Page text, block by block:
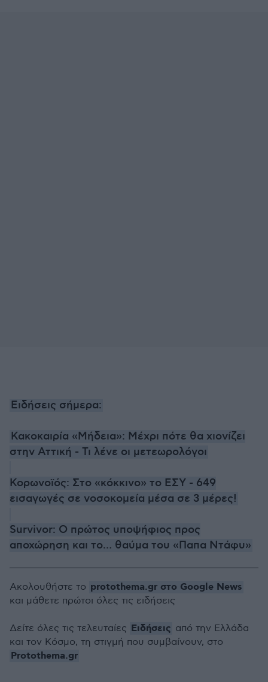
Ειδήσεις σήμερα:
Κακοκαιρία «Μήδεια»: Μέχρι πότε θα χιονίζει
στην Αττική - Τι λένε οι μετεωρολόγοι
Κορωνοϊός: Στο «κόκκινο» το ΕΣΥ - 649
εισαγωγές σε νοσοκομεία μέσα σε 3 μέρες!
Survivor: Ο πρώτος υποψήφιος προς
αποχώρηση και το… θαύμα του «Παπα Ντάφυ»
Ακολουθήστε το protothema.gr στο Google News
και μάθετε πρώτοι όλες τις ειδήσεις
Δείτε όλες τις τελευταίες Ειδήσεις από την Ελλάδα
και τον Κόσμο, τη στιγμή που συμβαίνουν, στο
Protothema.gr